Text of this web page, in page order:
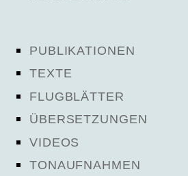
PUBLIKATIONEN
TEXTE
FLUGBLÄTTER
ÜBERSETZUNGEN
VIDEOS
TONAUFNAHMEN